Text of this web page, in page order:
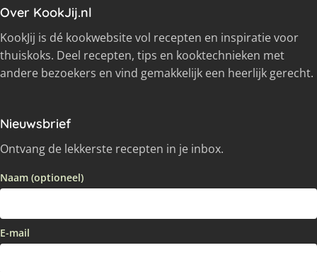
Over KookJij.nl
KookJij is dé kookwebsite vol recepten en inspiratie voor
thuiskoks. Deel recepten, tips en kooktechnieken met
andere bezoekers en vind gemakkelijk een heerlijk gerecht.
Nieuwsbrief
Ontvang de lekkerste recepten in je inbox.
Naam (optioneel)
E-mail